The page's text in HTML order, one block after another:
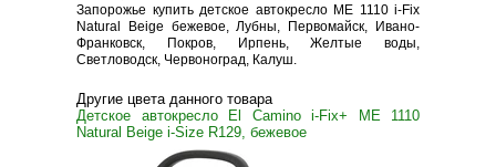
Запорожье купить детское автокресло ME 1110 i-Fix
Natural Beige бежевое, Лубны, Первомайск, Ивано-
Франковск, Покров, Ирпень, Желтые воды,
Светловодск, Червоноград, Калуш.
Другие цвета данного товара
Детское автокресло El Camino i-Fix+ ME 1110
Natural Beige i-Size R129, бежевое